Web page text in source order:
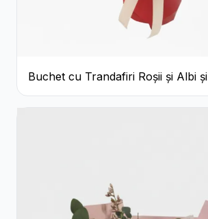
Buchet cu Trandafiri Roșii și Albi și
Gypsophila